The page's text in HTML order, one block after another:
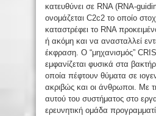
κατευθύνει σε RNA (RNA-
ονομάζεται C2c2 το οποίο
καταστρέφει το RNA
ή ακόμη και να ανασταλλεί
έκφραση. Ο “μηχανισμός”
εμφανίζεται φυσικά στα
οποία πέφτουν θύματα σε
ακριβώς και οι άνθρωποι. Με
αυτού του συστήματος στο
ερευνητική ομάδα